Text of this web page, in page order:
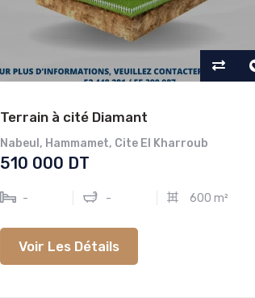
Terrain à cité Diamant
Nabeul , Hammamet, Cite El Kharroub
510 000 DT
- - 600 m²
Voir Les Détails